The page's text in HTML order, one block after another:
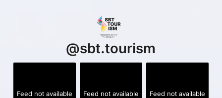
@sbt.tourism
Feed not available Feed not available Feed not available